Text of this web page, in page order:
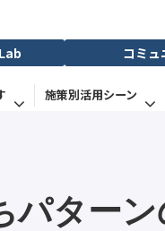
コミュ
施策別活用シーン
パター